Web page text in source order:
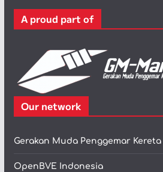
r
A proud part of
Our network
Gerakan Muda Penggemar
OpenBVE Indonesia